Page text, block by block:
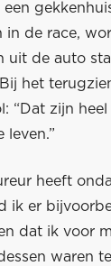
in de race,
uit de auto
het
“Dat zijn
leven.”
heeft
ik er
dat ik voor
waren